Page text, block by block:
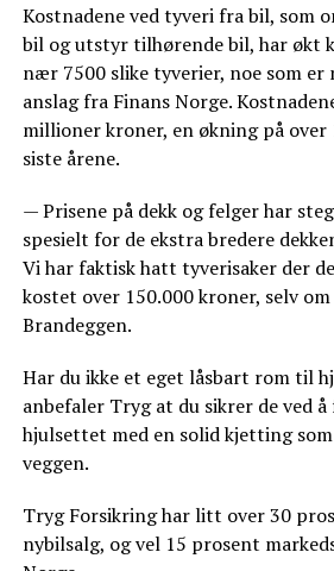
Kostnadene ved tyveri fra bil, som
bil og utstyr tilhørende bil, har økt
nær 7500 slike tyverier, noe som er
anslag fra Finans Norge.
millioner kroner, en økning på
siste årene.
— Prisene på dekk og felger har
spesielt for de ekstra bredere
Vi har faktisk hatt tyverisaker der
kostet over 150.000 kroner, selv
Brandeggen.
Har du ikke et eget låsbart rom til
anbefaler Tryg at du sikrer de ved å
hjulsettet med en solid kjetting
veggen.
Tryg Forsikring har litt over 30
nybilsalg, og vel 15 prosent